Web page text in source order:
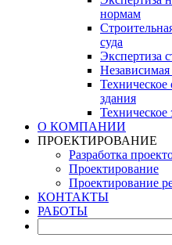
нормам
суда
Экспертиза
Независимая
Техническое
здания
Техническое
О КОМПАНИИ
ПРОЕКТИРОВАНИЕ
Разработка
Проектирование
Проектирование
КОНТАКТЫ
РАБОТЫ